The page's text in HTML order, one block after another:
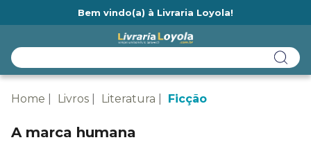
Bem vindo(a) à Livraria Loyola!
Home Livros Literatura Ficção
A marca humana